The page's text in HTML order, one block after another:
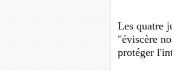
Les quatre
"éviscère
protéger